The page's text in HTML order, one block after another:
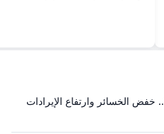
عاجل | «الكويتية» تعلن نتائج 2025.. خفض الخسائر وارتفاع الإيرادات